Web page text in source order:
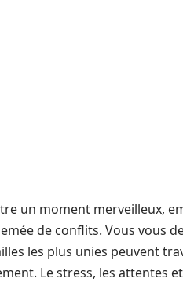
un moment merveilleux,
de conflits. Vous vous
les plus unies peuvent
Le stress, les attentes